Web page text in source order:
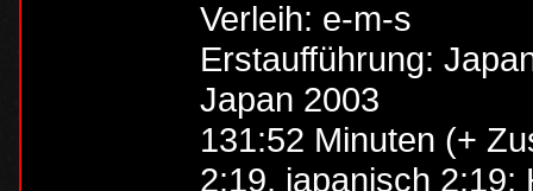
Verleih: e-m-s
Erstaufführung:
Japan 2003
131:52 Minuten (+
2:19, japanisch 2:19;